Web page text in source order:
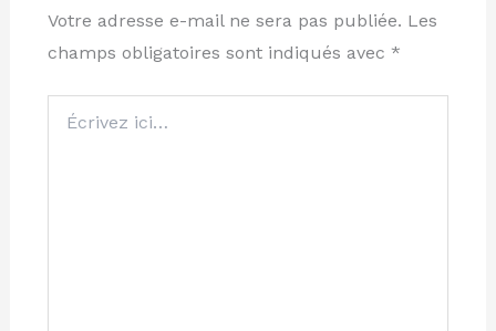
Votre adresse e-mail ne sera pas publiée. Les
champs obligatoires sont indiqués avec *
ici…